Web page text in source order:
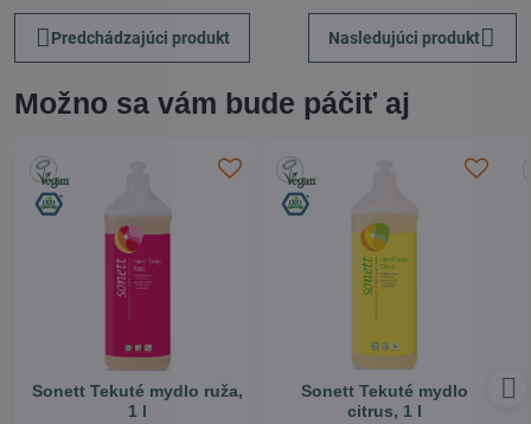
Predchádzajúci produkt Nasledujúci produkt
Možno sa vám bude páčiť aj
Sonett Tekuté mydlo ruža,
1 l
Sonett Tekuté mydlo
citrus, 1 l